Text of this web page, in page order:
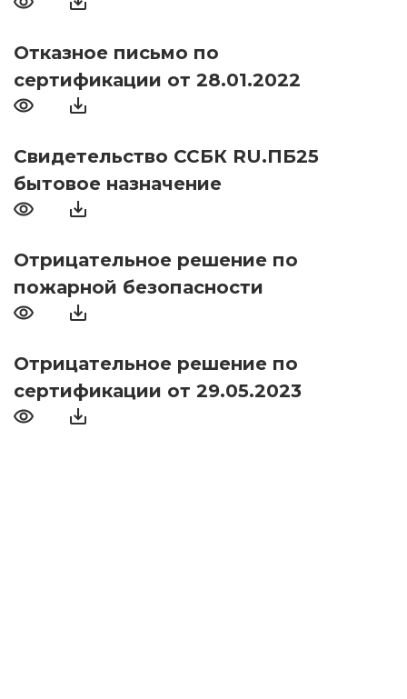
Отказное письмо по
сертификации от 28.01.2022
Свидетельство ССБК RU.ПБ25
бытовое назначение
Отрицательное решение по
пожарной безопасности
Отрицательное решение по
сертификации от 29.05.2023